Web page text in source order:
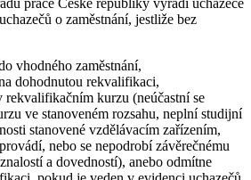
o zaměstnání, jestliže bez
vhodného zaměstnání,
dohodnutou rekvalifikaci,
kurzu (neúčastní se
ve stanoveném rozsahu, neplní studijní
stanovené vzdělávacím zařízením,
nebo se nepodrobí závěrečnému
a dovedností), anebo odmítne